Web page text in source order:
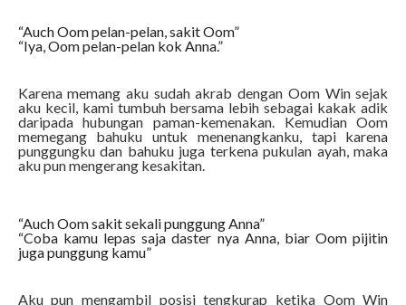
“Auch Oom pelan-pelan, sakit Oom”
“Iya, Oom pelan-pelan kok Anna.”
Karena memang aku sudah akrab dengan Oom Win sejak
aku kecil, kami tumbuh bersama lebih sebagai kakak adik
daripada hubungan paman-kemenakan. Kemudian Oom
memegang bahuku untuk menenangkanku, tapi karena
punggungku dan bahuku juga terkena pukulan ayah, maka
aku pun mengerang kesakitan.
“Auch Oom sakit sekali punggung Anna”
“Coba kamu lepas saja daster nya Anna, biar Oom pijitin
juga punggung kamu”
Aku pun mengambil posisi tengkurap ketika Oom Win